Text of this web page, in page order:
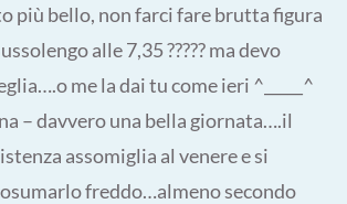
più bello, non farci fare brutta figura
alle 7,35 ????? ma devo
me la dai tu come ieri ^_____^
– davvero una bella giornata….il
assomiglia al venere e si
freddo…almeno secondo